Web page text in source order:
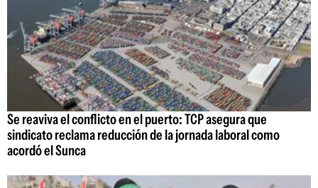
Se reaviva el conflicto en el puerto: TCP asegura que
sindicato reclama reducción de la jornada laboral como
acordó el Sunca